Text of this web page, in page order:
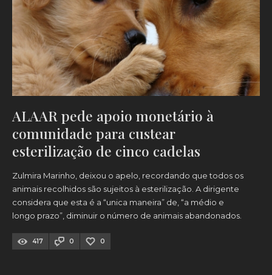
ALAAR pede apoio monetário à
comunidade para custear
esterilização de cinco cadelas
Zulmira Marinho, deixou o apelo, recordando que todos os
animais recolhidos são sujeitos à esterilização. A dirigente
considera que esta é a “unica maneira” de, “a médio e
longo prazo”, diminuir o número de animais abandonados.
417 0 0